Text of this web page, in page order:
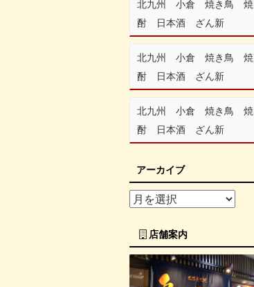
北九州 小倉 焼き鳥 焼
酎 日本酒 ざん新
北九州 小倉 焼き鳥 焼
酎 日本酒 ざん新
北九州 小倉 焼き鳥 焼
酎 日本酒 ざん新
アーカイブ
店舗案内